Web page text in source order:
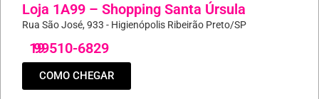
Loja 1A99 – Shopping Santa Úrsula
Rua São José, 933 - Higienópolis Ribeirão Preto/SP
19
99510-6829
COMO CHEGAR